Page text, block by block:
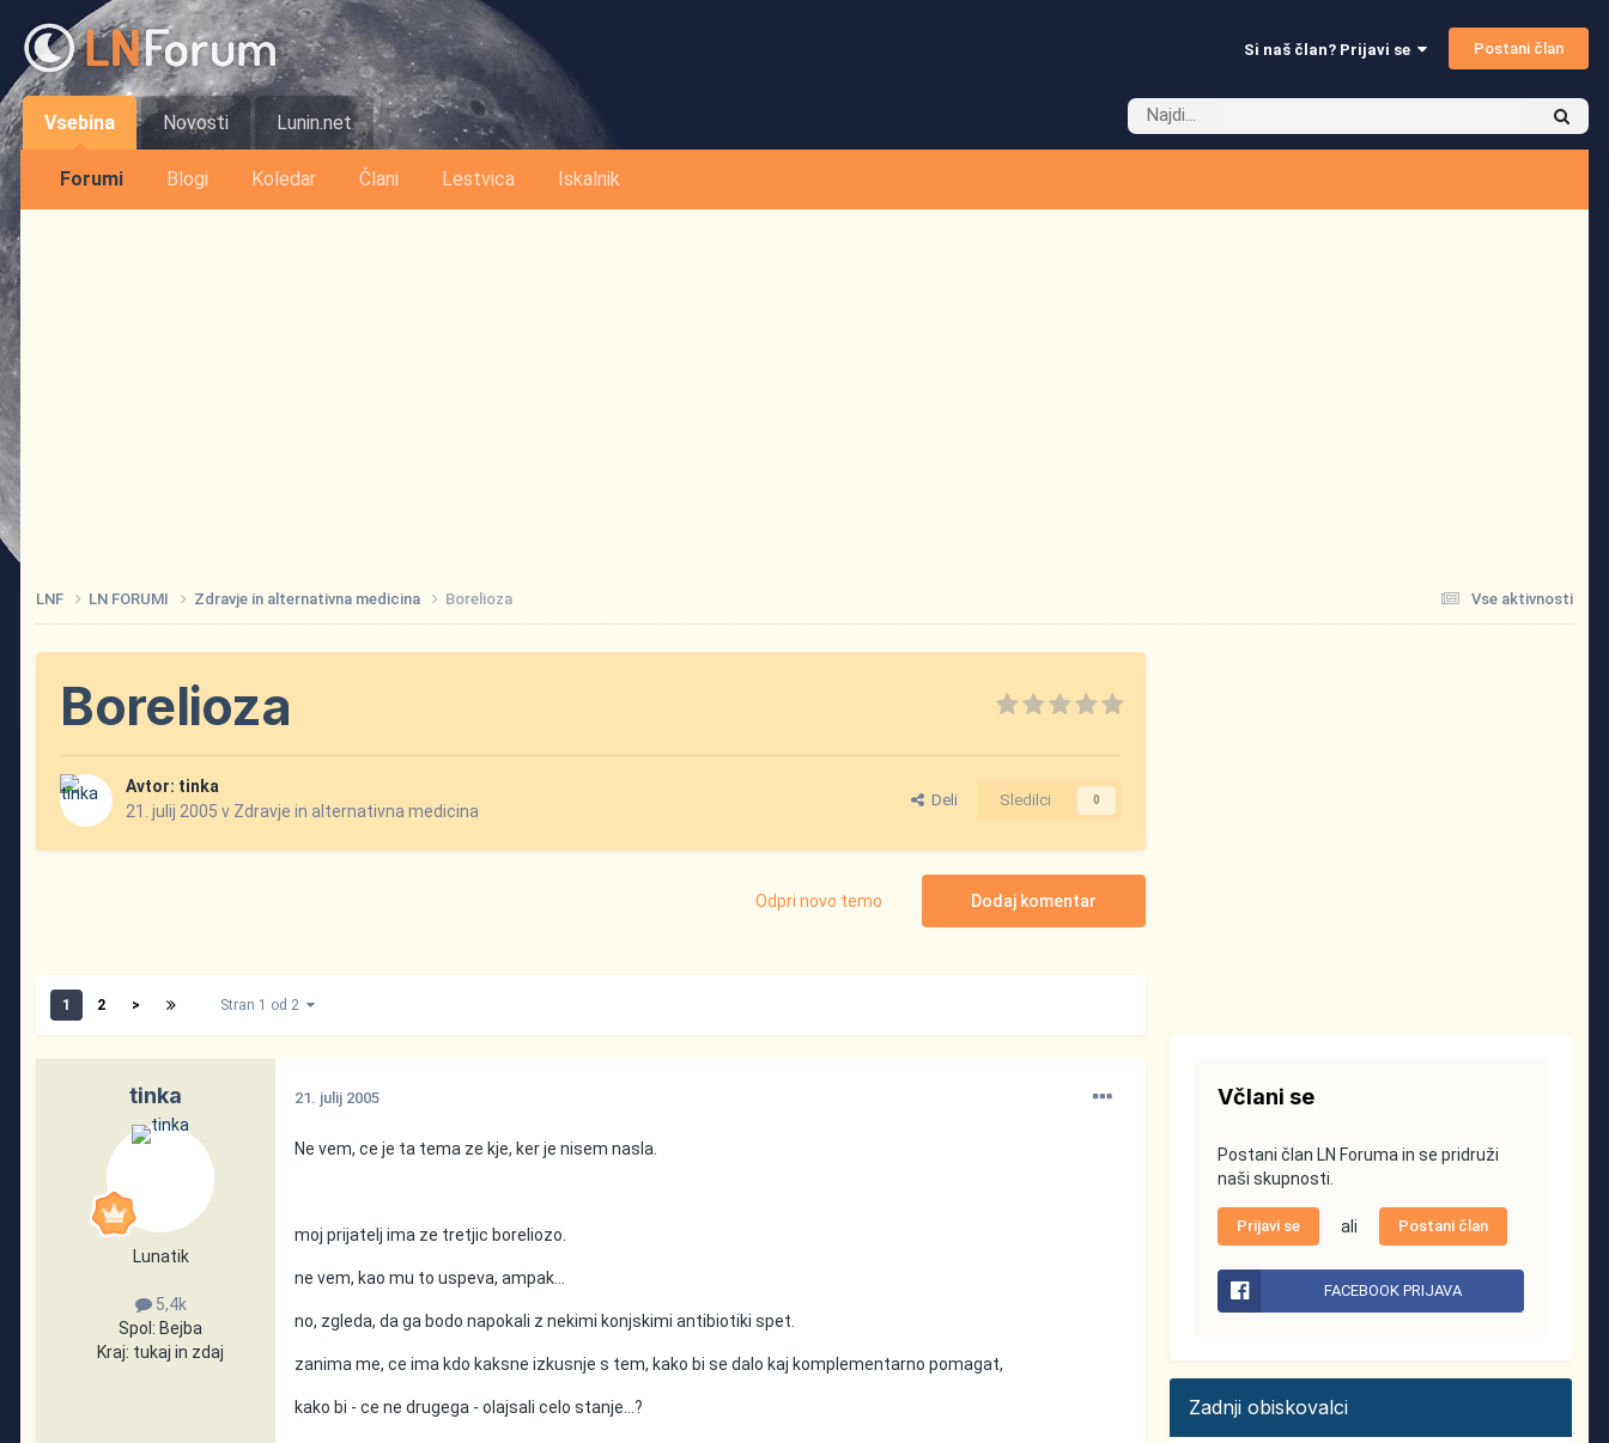
Si naš član? Prijavi se Postani član
Vsebina
Forumi Blogi Koledar Člani Lestvica Iskalnik
Novosti Lunin.net
Vse aktivnosti
LNF LN FORUMI Zdravje in alternativna medicina Borelioza
Borelioza
Avtor: tinka
21. julij 2005 v Zdravje in alternativna medicina
Deli Sledilci 0
Dodaj komentar
Odpri novo temo
1 2 > Stran 1 od 2
tinka
Lunatik
5,4k
Spol: Bejba
Kraj: tukaj in zdaj
21. julij 2005
Ne vem, ce je ta tema ze kje, ker je nisem nasla.
moj prijatelj ima ze tretjic boreliozo.
ne vem, kao mu to uspeva, ampak...
no, zgleda, da ga bodo napokali z nekimi konjskimi antibiotiki spet.
zanima me, ce ima kdo kaksne izkusnje s tem, kako bi se dalo kaj komplementarno pomagat,
kako bi - ce ne drugega - olajsali celo stanje...?
Včlani se
Postani član LN Foruma in se pridruži
naši skupnosti.
Prijavi se ali Postani član
FACEBOOK PRIJAVA
Zadnji obiskovalci